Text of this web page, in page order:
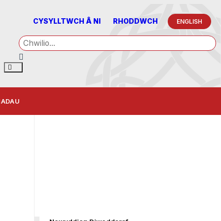
CYSYLLTWCH Â NI RHODDWCH ENGLISH